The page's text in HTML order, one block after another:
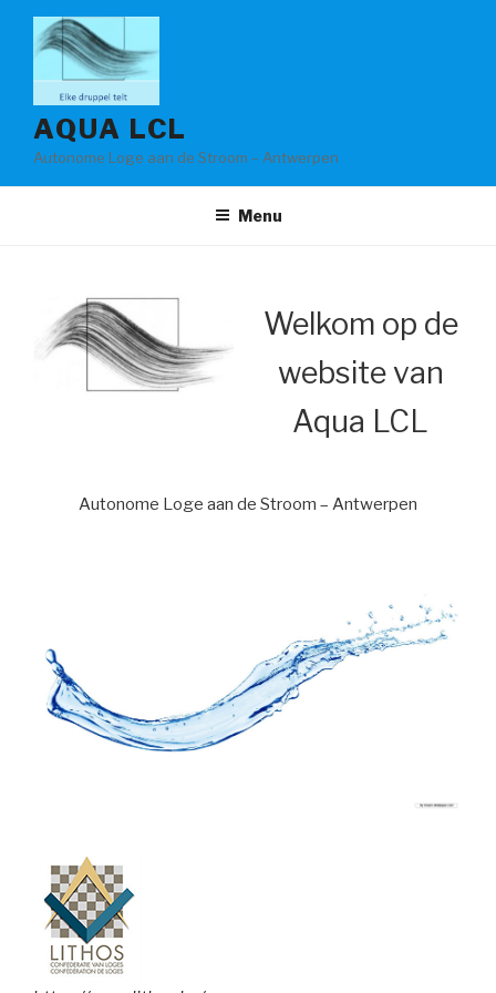
Spring
AQUA LCL
Autonome Loge aan de Stroom – Antwerpen
Menu
Welkom op de
website van
Aqua LCL
Autonome Loge aan de Stroom – Antwerpen